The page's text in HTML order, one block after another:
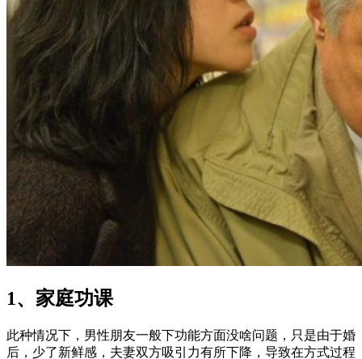
1、家庭功课
此种情况下，男性朋友一般下功能方面没啥问题，只是由于婚
后，少了新鲜感，夫妻双方吸引力有所下降，导致在方式过程